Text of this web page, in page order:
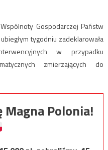
Gospodarczej Państw
tygodniu zadeklarowała
w przypadku
zmierzających do
Polonia!